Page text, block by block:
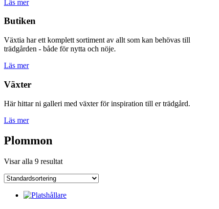
Läs mer
Butiken
Växtia har ett komplett sortiment av allt som kan behövas till
trädgården - både för nytta och nöje.
Läs mer
Växter
Här hittar ni galleri med växter för inspiration till er trädgård.
Läs mer
Plommon
Visar alla 9 resultat